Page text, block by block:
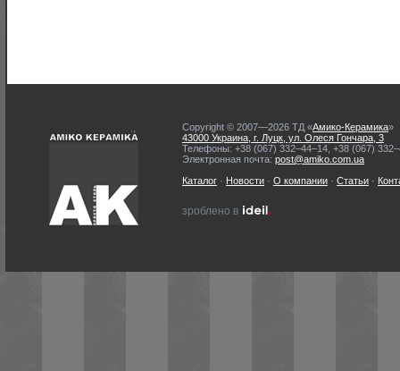
Copyright © 2007—2026 ТД «Амико-Керамика»
43000 Украина, г. Луцк, ул. Олеся Гончара, 3
Телефоны: +38 (067) 332–44–14, +38 (067)
Электронная почта: post@amiko.com.ua
Каталог · Новости · О компании · Статьи ·
зроблено в ideil.